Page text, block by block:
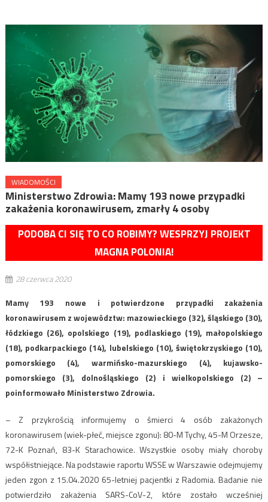
WIADOMOŚCI
Ministerstwo Zdrowia: Mamy 193 nowe przypadki
zakażenia koronawirusem, zmarły 4 osoby
PODOBA CI SIĘ TO CO ROBIMY? WESPRZYJ PROJEKT
MAGNA POLONIA!
28 czerwca 2020
Mamy 193 nowe i potwierdzone przypadki zakażenia
koronawirusem z województw: mazowieckiego (32), śląskiego (30),
łódzkiego (26), opolskiego (19), podlaskiego (19), małopolskiego
(18), podkarpackiego (14), lubelskiego (10), świętokrzyskiego (10),
pomorskiego (4), warmińsko-mazurskiego (4), kujawsko-
pomorskiego (3), dolnośląskiego (2) i wielkopolskiego (2) –
poinformowało Ministerstwo Zdrowia.
– Z przykrością informujemy o śmierci 4 osób zakażonych
koronawirusem (wiek-płeć, miejsce zgonu): 80-M Tychy, 45-M Orzesze,
72-K Poznań, 83-K Starachowice. Wszystkie osoby miały choroby
współistniejące. Na podstawie raportu WSSE w Warszawie odejmujemy
jeden zgon z 15.04.2020 65-letniej pacjentki z Radomia. Badanie nie
potwierdziło zakażenia SARS-CoV-2, które zostało wcześniej